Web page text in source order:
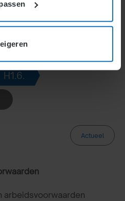
wijzigingen tijdig en
H1.6.
Actueel
arbeidsvoorwaarden